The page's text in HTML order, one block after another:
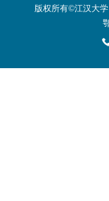
版权所有©江汉大学